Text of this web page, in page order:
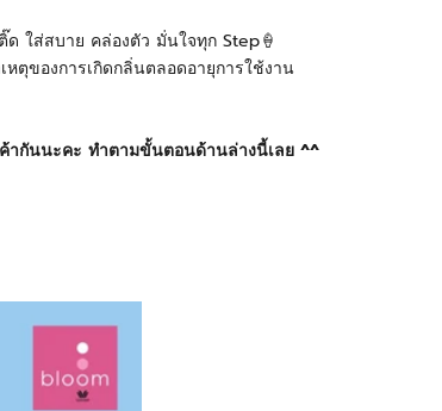
ใส่สบาย คล่องตัว มั่นใจทุก Step🍦
ตุของการเกิดกลิ่นตลอดอายุการใช้งาน
ากันนะคะ ทำตามขั้นตอนด้านล่างนี้เลย ^^